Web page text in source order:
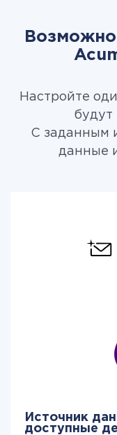
Настройте
будут
С заданным
данные
Источник
доступные